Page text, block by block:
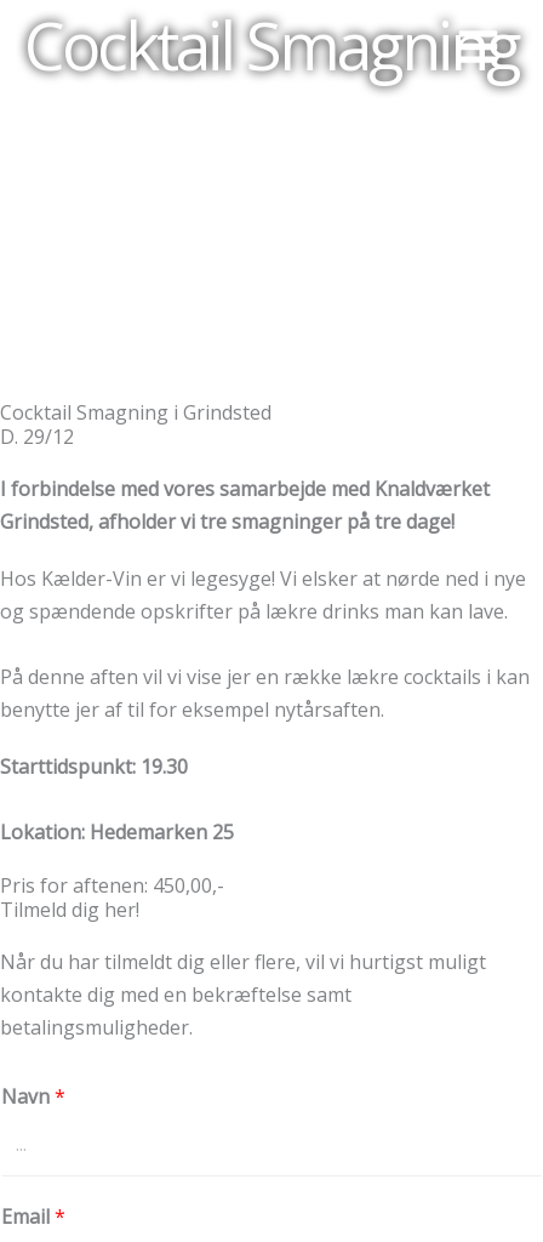
indholdet
Cocktail Smagning
Cocktail Smagning i Grindsted
D. 29/12
I forbindelse med vores samarbejde med Knaldværket
Grindsted, afholder vi tre smagninger på tre dage!
Hos Kælder-Vin er vi legesyge! Vi elsker at nørde ned i nye
og spændende opskrifter på lækre drinks man kan lave.
På denne aften vil vi vise jer en række lækre cocktails i kan
benytte jer af til for eksempel nytårsaften.
Starttidspunkt: 19.30
Lokation: Hedemarken 25
Pris for aftenen: 450,00,-
Tilmeld dig her!
Når du har tilmeldt dig eller flere, vil vi hurtigst muligt
kontakte dig med en bekræftelse samt
betalingsmuligheder.
Navn*
Email*